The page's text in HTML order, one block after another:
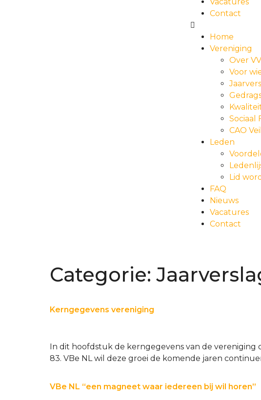
Contact
Home
Vereniging
Over
Voor
Sociaal
CAO
Leden
Lid
FAQ
Nieuws
Vacatures
Contact
Categorie:
Kerngegevens vereniging
In dit hoofdstuk de kerngegevens van de vereniging
83. VBe NL wil deze groei de komende jaren
VBe NL “een magneet waar iedereen bij wil horen”